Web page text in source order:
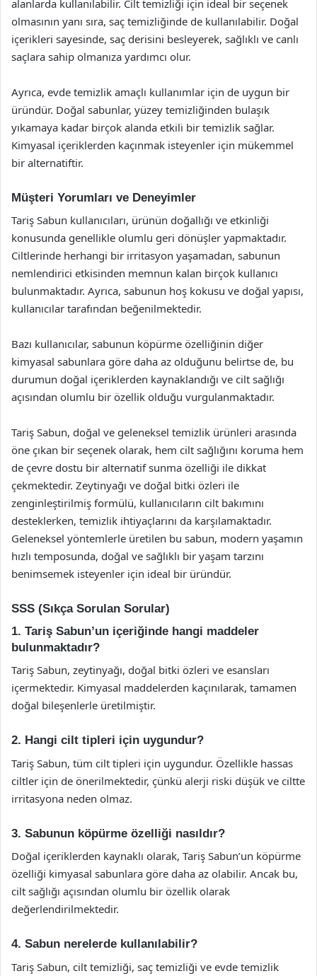
alanlarda kullanılabilir. Cilt temizliği için ideal bir seçenek
olmasının yanı sıra, saç temizliğinde de kullanılabilir. Doğal
içerikleri sayesinde, saç derisini besleyerek, sağlıklı ve canlı
saçlara sahip olmanıza yardımcı olur.
Ayrıca, evde temizlik amaçlı kullanımlar için de uygun bir
üründür. Doğal sabunlar, yüzey temizliğinden bulaşık
yıkamaya kadar birçok alanda etkili bir temizlik sağlar.
Kimyasal içeriklerden kaçınmak isteyenler için mükemmel
bir alternatiftir.
Müşteri Yorumları ve Deneyimler
Tariş Sabun kullanıcıları, ürünün doğallığı ve etkinliği
konusunda genellikle olumlu geri dönüşler yapmaktadır.
Ciltlerinde herhangi bir irritasyon yaşamadan, sabunun
nemlendirici etkisinden memnun kalan birçok kullanıcı
bulunmaktadır. Ayrıca, sabunun hoş kokusu ve doğal yapısı,
kullanıcılar tarafından beğenilmektedir.
Bazı kullanıcılar, sabunun köpürme özelliğinin diğer
kimyasal sabunlara göre daha az olduğunu belirtse de, bu
durumun doğal içeriklerden kaynaklandığı ve cilt sağlığı
açısından olumlu bir özellik olduğu vurgulanmaktadır.
Tariş Sabun, doğal ve geleneksel temizlik ürünleri arasında
öne çıkan bir seçenek olarak, hem cilt sağlığını koruma hem
de çevre dostu bir alternatif sunma özelliği ile dikkat
çekmektedir. Zeytinyağı ve doğal bitki özleri ile
zenginleştirilmiş formülü, kullanıcıların cilt bakımını
desteklerken, temizlik ihtiyaçlarını da karşılamaktadır.
Geleneksel yöntemlerle üretilen bu sabun, modern yaşamın
hızlı temposunda, doğal ve sağlıklı bir yaşam tarzını
benimsemek isteyenler için ideal bir üründür.
SSS (Sıkça Sorulan Sorular)
1. Tariş Sabun’un içeriğinde hangi maddeler
bulunmaktadır?
Tariş Sabun, zeytinyağı, doğal bitki özleri ve esansları
içermektedir. Kimyasal maddelerden kaçınılarak, tamamen
doğal bileşenlerle üretilmiştir.
2. Hangi cilt tipleri için uygundur?
Tariş Sabun, tüm cilt tipleri için uygundur. Özellikle hassas
ciltler için de önerilmektedir, çünkü alerji riski düşük ve ciltte
irritasyona neden olmaz.
3. Sabunun köpürme özelliği nasıldır?
Doğal içeriklerden kaynaklı olarak, Tariş Sabun’un köpürme
özelliği kimyasal sabunlara göre daha az olabilir. Ancak bu,
cilt sağlığı açısından olumlu bir özellik olarak
değerlendirilmektedir.
4. Sabun nerelerde kullanılabilir?
Tariş Sabun, cilt temizliği, saç temizliği ve evde temizlik